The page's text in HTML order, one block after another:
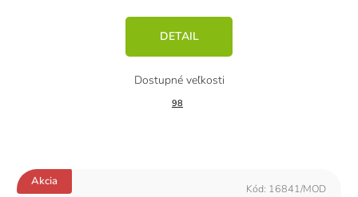
DETAIL
98
Akcia
Kód: 16841/MOD